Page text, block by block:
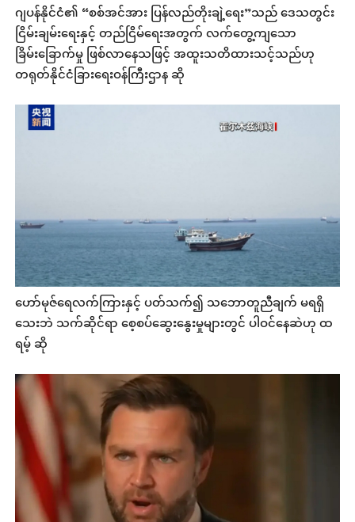
ဂျပန်နိုင်ငံ၏ “စစ်အင်အား ပြန်လည်တိုးချဲ့ရေး”သည် ဒေသတွင်း
ငြိမ်းချမ်းရေးနှင့် တည်ငြိမ်ရေးအတွက် လက်တွေ့ကျသော
ခြိမ်းခြောက်မှု ဖြစ်လာနေသဖြင့် အထူးသတိထားသင့်သည်ဟု
တရုတ်နိုင်ငံခြားရေးဝန်ကြီးဌာန ဆို
ဟော်မုဇ်ရေလက်ကြားနှင့် ပတ်သက်၍ သဘောတူညီချက် မရရှိ
သေးဘဲ သက်ဆိုင်ရာ စေ့စပ်ဆွေးနွေးမှုများတွင် ပါဝင်နေဆဲဟု ထ
ရမ့် ဆို